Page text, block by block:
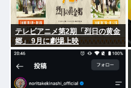
テレビアニメ第2期「烈日の黄金
郷」 9月に劇場上映